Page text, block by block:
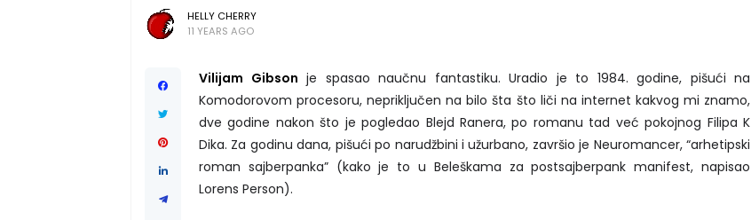
HELLY CHERRY
11 YEARS AGO
Vilijam Gibson je spasao naučnu fantastiku. Uradio je to 1984. godine, pišući na
Komodorovom procesoru, nepriključen na bilo šta što liči na internet kakvog mi znamo,
dve godine nakon što je pogledao Blejd Ranera, po romanu tad već pokojnog Filipa K
Dika. Za godinu dana, pišući po narudžbini i užurbano, završio je Neuromancer, “arhetipski
roman sajberpanka” (kako je to u Beleškama za postsajberpank manifest, napisao
Lorens Person).